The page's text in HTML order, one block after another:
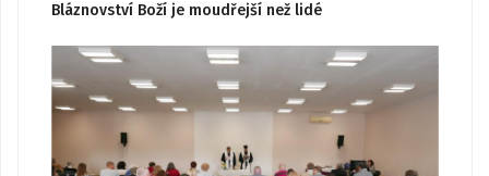
Bláznovství Boží je moudřejší než lidé